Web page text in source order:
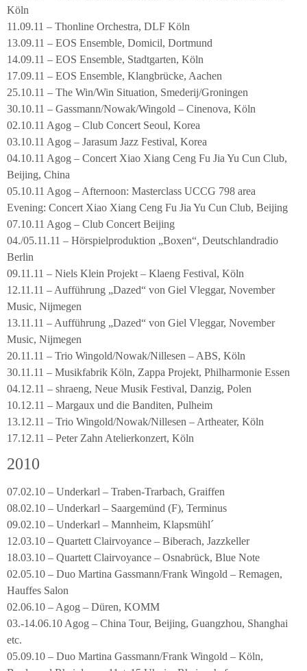
Köln
11.09.11 – Thonline Orchestra, DLF Köln
13.09.11 – EOS Ensemble, Domicil, Dortmund
14.09.11 – EOS Ensemble, Stadtgarten, Köln
17.09.11 – EOS Ensemble, Klangbrücke, Aachen
25.10.11 – The Win/Win Situation, Smederij/Groningen
30.10.11 – Gassmann/Nowak/Wingold – Cinenova, Köln
02.10.11 Agog – Club Concert Seoul, Korea
03.10.11 Agog – Jarasum Jazz Festival, Korea
04.10.11 Agog – Concert Xiao Xiang Ceng Fu Jia Yu Cun Club,
Beijing, China
05.10.11 Agog – Afternoon: Masterclass UCCG 798 area
Evening: Concert Xiao Xiang Ceng Fu Jia Yu Cun Club, Beijing
07.10.11 Agog – Club Concert Beijing
04./05.11.11 – Hörspielproduktion „Boxen“, Deutschlandradio
Berlin
09.11.11 – Niels Klein Projekt – Klaeng Festival, Köln
12.11.11 – Aufführung „Dazed“ von Giel Vleggar, November
Music, Nijmegen
13.11.11 – Aufführung „Dazed“ von Giel Vleggar, November
Music, Nijmegen
20.11.11 – Trio Wingold/Nowak/Nillesen – ABS, Köln
30.11.11 – Musikfabrik Köln, Zappa Projekt, Philharmonie Essen
04.12.11 – shraeng, Neue Musik Festival, Danzig, Polen
10.12.11 – Margaux und die Banditen, Pulheim
13.12.11 – Trio Wingold/Nowak/Nillesen – Artheater, Köln
17.12.11 – Peter Zahn Atelierkonzert, Köln
2010
07.02.10 – Underkarl – Traben-Trarbach, Graiffen
08.02.10 – Underkarl – Saargemünd (F), Terminus
09.02.10 – Underkarl – Mannheim, Klapsmühl´
12.03.10 – Quartett Clairvoyance – Biberach, Jazzkeller
18.03.10 – Quartett Clairvoyance – Osnabrück, Blue Note
02.05.10 – Duo Martina Gassmann/Frank Wingold – Remagen,
Hauffes Salon
02.06.10 – Agog – Düren, KOMM
03.-14.06.10 Agog – China Tour, Beijing, Guangzhou, Shanghai
etc.
05.09.10 – Duo Martina Gassmann/Frank Wingold – Köln,